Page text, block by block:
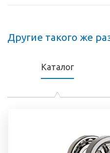
Другие такого же
Каталог